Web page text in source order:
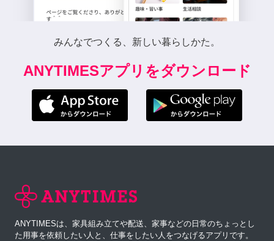
みんなでつくる、新しい暮らしかた。
ANYTIMESアプリをダウンロード
ANYTIMESは、家具組み立てや配送、家事などの日常のちょっとし
た用事を依頼したい人と、仕事をしたい人をつなげるアプリです。